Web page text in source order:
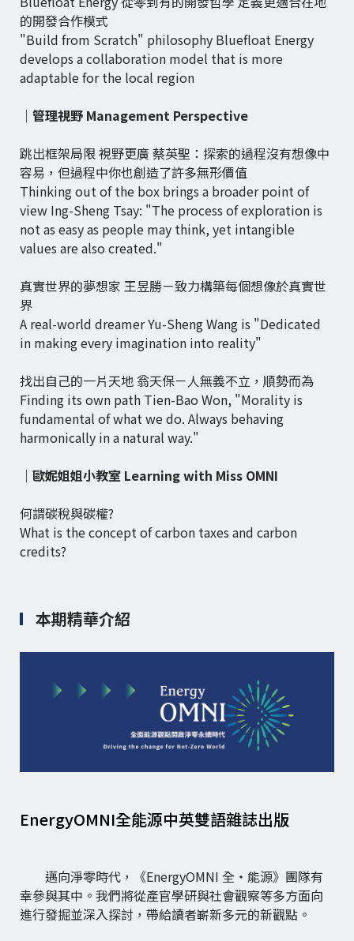
的開發合作模式
"Build from Scratch" philosophy Bluefloat Energy
develops a collaboration model that is more
adaptable for the local region
｜管理視野 Management Perspective
跳出框架局限 視野更廣 蔡英聖：探索的過程沒有想像中
容易，但過程中你也創造了許多無形價值
Thinking out of the box brings a broader point of
view Ing-Sheng Tsay: "The process of exploration is
not as easy as people may think, yet intangible
values are also created."
真實世界的夢想家 王昱勝－致力構築每個想像於真實世
界
A real-world dreamer Yu-Sheng Wang is "Dedicated
in making every imagination into reality"
找出自己的一片天地 翁天保－人無義不立，順勢而為
Finding its own path Tien-Bao Won, "Morality is
fundamental of what we do. Always behaving
harmonically in a natural way."
｜ 歐妮姐姐小教室 Learning with Miss OMNI
何謂碳稅與碳權?
What is the concept of carbon taxes and carbon
credits?
本期精華介紹
EnergyOMNI全能源中英雙語雜誌出版
邁向淨零時代，《EnergyOMNI 全・能源》團隊有
幸參與其中。我們將從產官學研與社會觀察等多方面向
進行發掘並深入探討，帶給讀者嶄新多元的新觀點。